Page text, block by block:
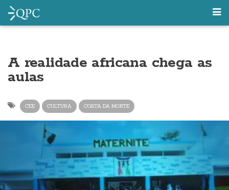
A realidade africana chega as
aulas
CEE CULTURA COSTA DA MORTE